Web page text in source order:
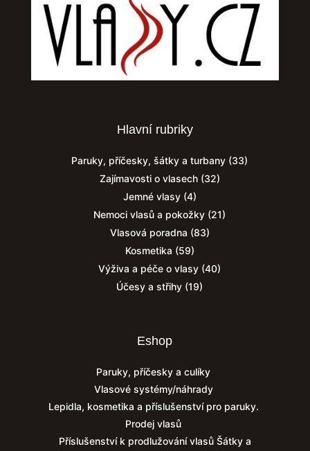
Hlavní rubriky
Paruky, příčesky, šátky a turbany (33)
Zajímavosti o vlasech(32)
Jemné vlasy(4)
Nemoci vlasů a pokožky (21)
Vlasová poradna (83)
Kosmetika (59)
Výživa a péče o vlasy (40)
Účesy a střihy (19)
Eshop
Paruky, příčesky a culíky
Vlasové systémy/náhrady
Lepidla, kosmetika a příslušenství pro paruky.
Prodej vlasů
Příslušenství k prodlužování vlasů Šátky a